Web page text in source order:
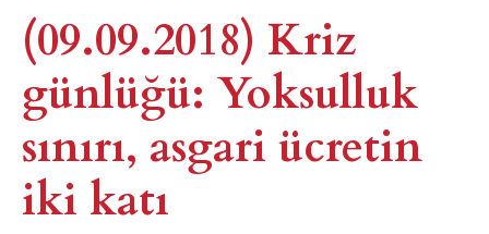
(09.09.2018) Kriz
günlüğü: Yoksulluk
sınırı, asgari ücretin
iki katı